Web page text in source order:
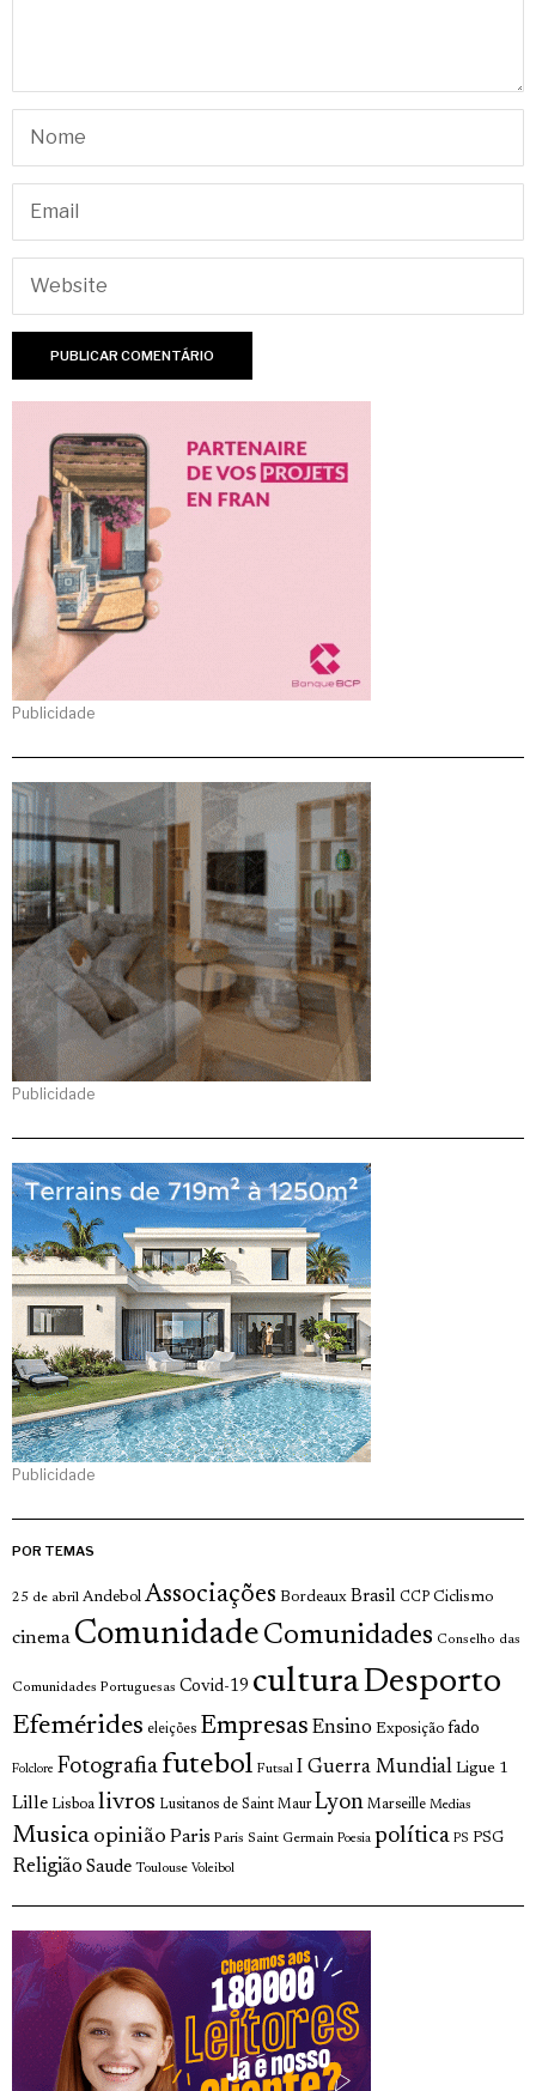
Publicidade
Publicidade
Publicidade
POR TEMAS
25 de abril Andebol Associações Bordeaux Brasil CCP Ciclismo
cinema Comunidade Comunidades Conselho das
Comunidades Portuguesas Covid-19 culturaDesporto
Efemérides eleições Empresas Ensino Exposição fado
Folclore Fotografia futebol Futsal I Guerra Mundial Ligue 1
Lille Lisboa livros Lusitanos de Saint Maur Lyon Marseille Medias
Musica opinião Paris Paris Saint Germain Poesia política PS PSG
Religião Saude Toulouse Voleibol